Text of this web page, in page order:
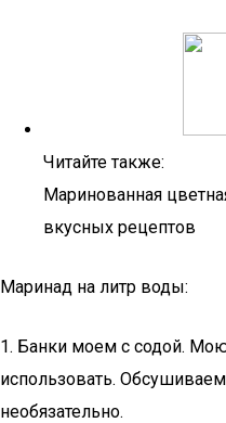
Читайте также:
Маринованная
вкусных рецептов
Маринад на литр воды:
1. Банки моем с содой.
использовать.
необязательно.